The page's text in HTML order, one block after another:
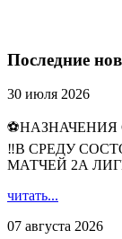
Последние
30 июля 2026
⚽НАЗНАЧЕНИЯ
‼В СРЕДУ
МАТЧЕЙ 2А
читать...
07 августа 2026